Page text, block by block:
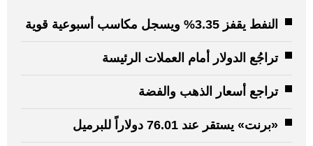
النفط يقفز 3.35% ويسجل مكاسب أسبوعية قوية
تراجُع الدولار أمام العملات الرئيسة
تراجع أسعار الذهب والفضة
«برنت» يستقر عند 76.01 دولاراً للبرميل